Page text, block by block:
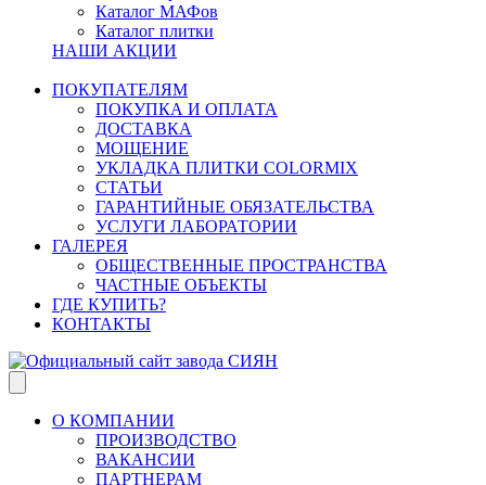
Каталог МАФов
Каталог плитки
НАШИ АКЦИИ
ПОКУПАТЕЛЯМ
ПОКУПКА И ОПЛАТА
ДОСТАВКА
МОЩЕНИЕ
УКЛАДКА ПЛИТКИ COLORMIX
СТАТЬИ
ГАРАНТИЙНЫЕ ОБЯЗАТЕЛЬСТВА
УСЛУГИ ЛАБОРАТОРИИ
ГАЛЕРЕЯ
ОБЩЕСТВЕННЫЕ ПРОСТРАНСТВА
ЧАСТНЫЕ ОБЪЕКТЫ
ГДЕ КУПИТЬ?
КОНТАКТЫ
О КОМПАНИИ
ПРОИЗВОДСТВО
ВАКАНСИИ
ПАРТНЕРАМ